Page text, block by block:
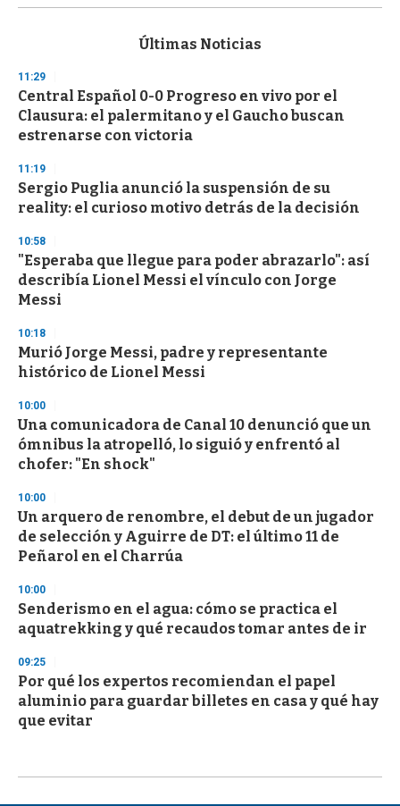
s
d
s
o
f
3
s
e
c
o
d
s
Últimas Noticias
11:29
Central Español 0-0 Progreso en vivo por el
Clausura: el palermitano y el Gaucho buscan
estrenarse con victoria
11:19
Sergio Puglia anunció la suspensión de su
reality: el curioso motivo detrás de la decisión
10:58
"Esperaba que llegue para poder abrazarlo": así
describía Lionel Messi el vínculo con Jorge
Messi
10:18
Murió Jorge Messi, padre y representante
histórico de Lionel Messi
10:00
Una comunicadora de Canal 10 denunció que un
ómnibus la atropelló, lo siguió y enfrentó al
chofer: "En shock"
10:00
Un arquero de renombre, el debut de un jugador
de selección y Aguirre de DT: el último 11 de
Peñarol en el Charrúa
10:00
Senderismo en el agua: cómo se practica el
aquatrekking y qué recaudos tomar antes de ir
09:25
Por qué los expertos recomiendan el papel
aluminio para guardar billetes en casa y qué hay
que evitar